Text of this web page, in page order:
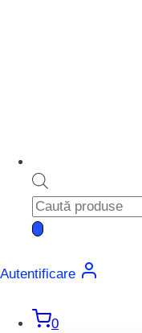
Products
search
Autentificare
0
A
B